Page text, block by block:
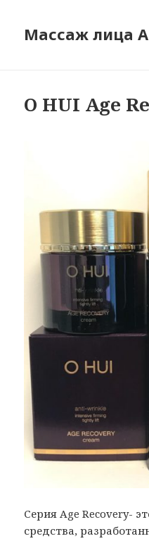
Массаж лица
O HUI Age
Серия Age Recovery-
средства,